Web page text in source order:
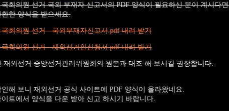
국회의원 선거 국외 부재자 신고서의 PDF 양식이 필요하신 분이 계시다
한 양식을 받으세요.
국회의원 선거 - 국외부재자신고서.pdf 내려 받기
국회의원 선거 - 재외선거인신청서.pdf 내려 받기
재외선거 중앙선거관리위원회의 원본과 대조 해 보시길 권장합니다.
인해 보니 재외선거 공식 사이트에 PDF 양식이 올라왔네요.
이트에서 양식을 다운 받아 신고 하시기 바랍니다.